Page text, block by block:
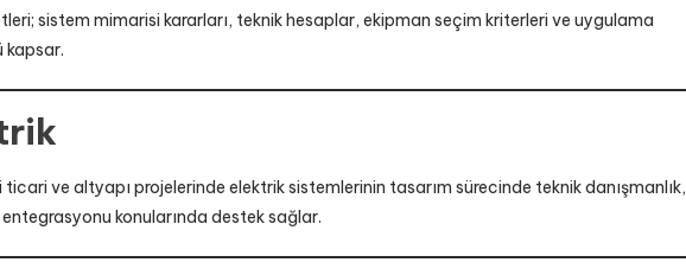
sistem mimarisi kararları, teknik hesaplar, ekipman seçim kriterleri ve uygulama
kapsar.
ticari ve altyapı projelerinde elektrik sistemlerinin tasarım sürecinde teknik danışmanlık,
konularında destek sağlar.